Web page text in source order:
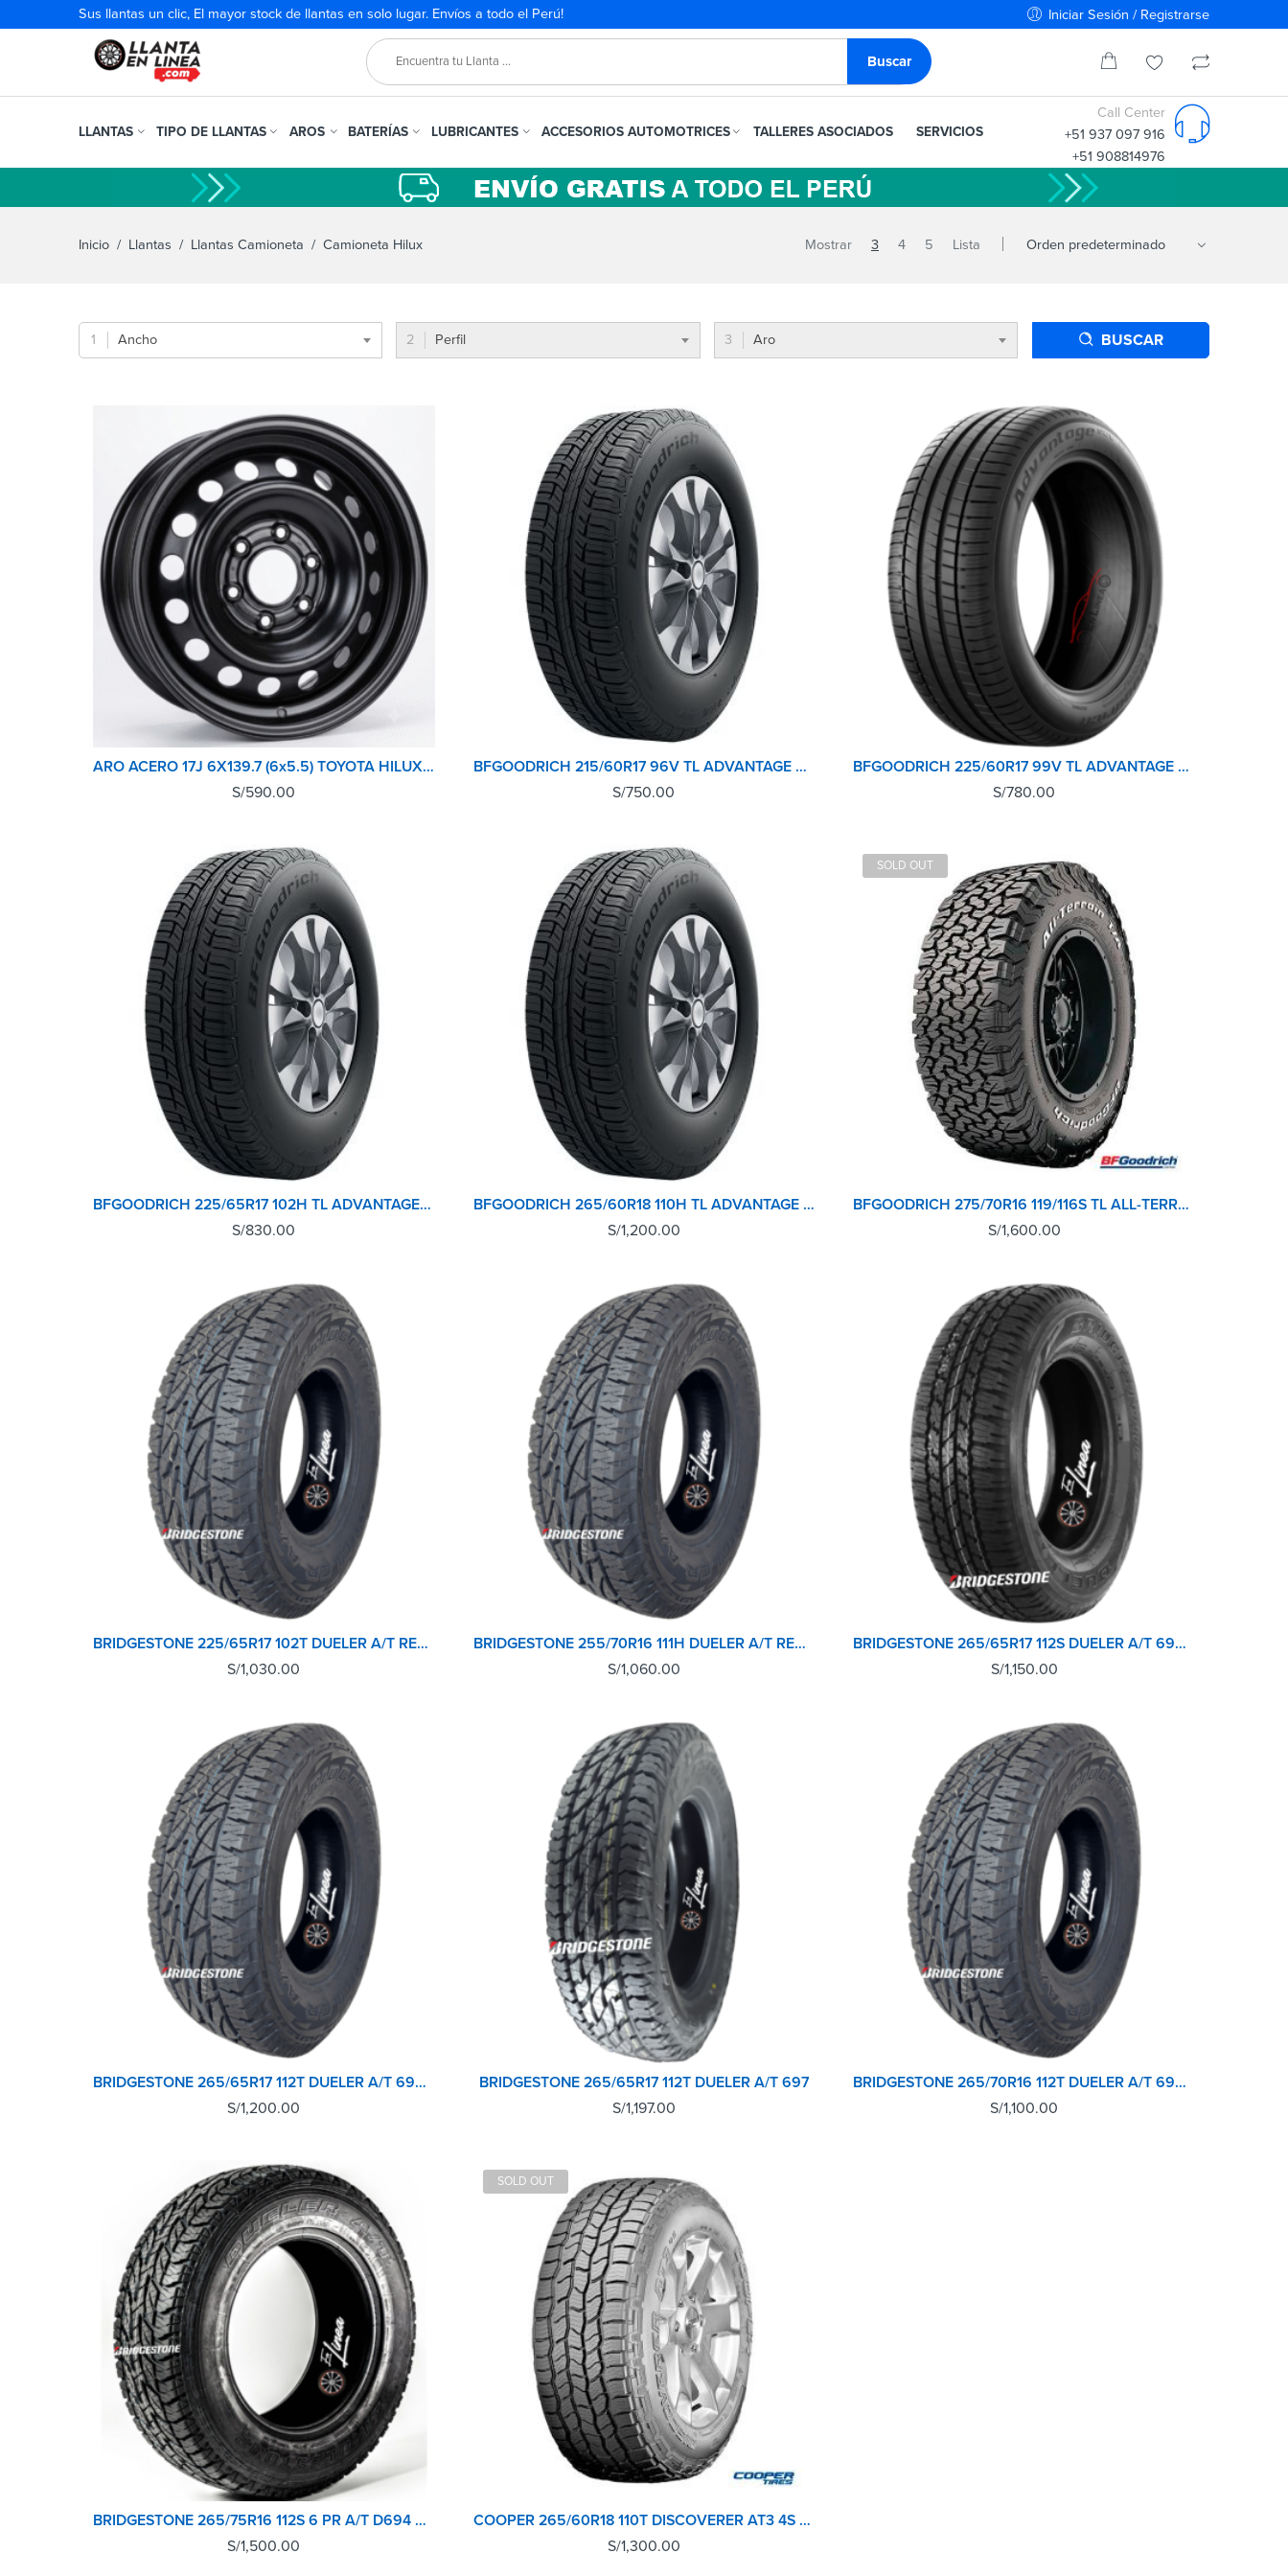
Sus llantas un clic, El mayor stock de llantas en solo lugar. Envíos a todo el Perú! Iniciar Sesión / Registrarse
LLANTAS TIPO DE LLANTAS AROS BATERÍAS LUBRICANTES ACCESORIOS AUTOMOTRICES TALLERES ASOCIADOS SERVICIOS
Call Center
+51 937 097 916
+51 908814976
Inicio / Llantas / Llantas Camioneta / Camioneta Hilux Mostrar 3 4 5 Lista
Ancho Perfil Aro BUSCAR
ARO ACERO 17J 6X139.7 (6x5.5) TOYOTA HILUX O-E
S/590.00
BFGOODRICH 215/60R17 96V TL ADVANTAGE SUV GO
S/750.00
BFGOODRICH 225/60R17 99V TL ADVANTAGE SUV GO
S/780.00
BFGOODRICH 225/65R17 102H TL ADVANTAGE T/A SUV GO
S/830.00
BFGOODRICH 265/60R18 110H TL ADVANTAGE T/A SUV GO
S/1,200.00
SOLD OUT
BFGOODRICH 275/70R16 119/116S TL ALL-TERRAIN T/A KO2 LRD RW
S/1,600.00
BRIDGESTONE 225/65R17 102T DUELER A/T REVO 2
S/1,030.00
BRIDGESTONE 255/70R16 111H DUELER A/T REVO 2
S/1,060.00
BRIDGESTONE 265/65R17 112S DUELER A/T 693III M+S
S/1,150.00
BRIDGESTONE 265/65R17 112T DUELER A/T 696 REVO 2
S/1,200.00
BRIDGESTONE 265/65R17 112T DUELER A/T 697
S/1,197.00
BRIDGESTONE 265/70R16 112T DUELER A/T 696 REVO 2
S/1,100.00
BRIDGESTONE 265/75R16 112S 6 PR A/T D694 OWT
S/1,500.00
SOLD OUT
COOPER 265/60R18 110T DISCOVERER AT3 4S TIRE
S/1,300.00